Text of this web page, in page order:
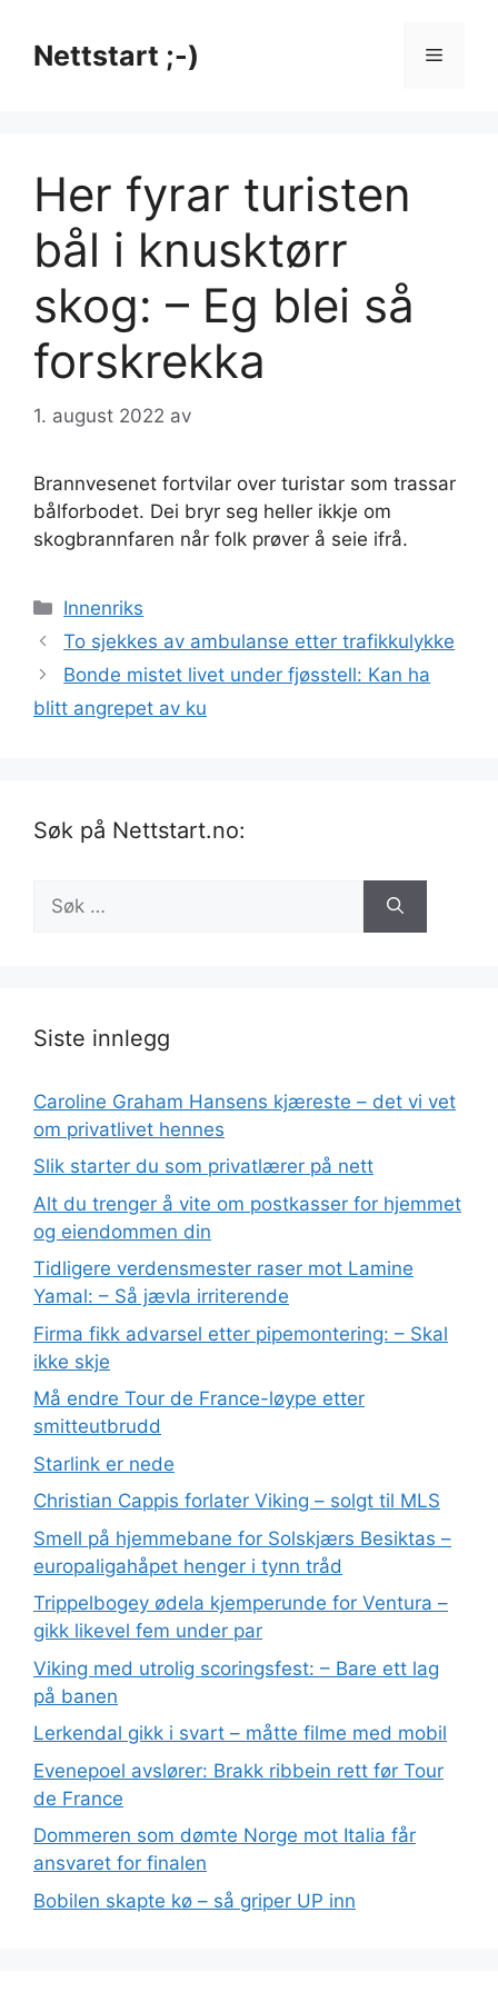
innholdNettstart ;-) Meny
Her fyrar turisten
bål i knusktørr
skog: – Eg blei så
forskrekka
1. august 2022 av
Brannvesenet fortvilar over turistar som trassar
bålforbodet. Dei bryr seg heller ikkje om
skogbrannfaren når folk prøver å seie ifrå.
Kategorier
Innenriks
To sjekkes av ambulanse etter trafikkulykke
Bonde mistet livet under fjøsstell: Kan ha
blitt angrepet av ku
Søk på Nettstart.no:
etter:
Siste innlegg
Caroline Graham Hansens kjæreste – det vi vet
om privatlivet hennes
Slik starter du som privatlærer på nett
Alt du trenger å vite om postkasser for hjemmet
og eiendommen din
Tidligere verdensmester raser mot Lamine
Yamal: – Så jævla irriterende
Firma fikk advarsel etter pipemontering: – Skal
ikke skje
Må endre Tour de France-løype etter
smitteutbrudd
Starlink er nede
Christian Cappis forlater Viking – solgt til MLS
Smell på hjemmebane for Solskjærs Besiktas –
europaligahåpet henger i tynn tråd
Trippelbogey ødela kjemperunde for Ventura –
gikk likevel fem under par
Viking med utrolig scoringsfest: – Bare ett lag
på banen
Lerkendal gikk i svart – måtte filme med mobil
Evenepoel avslører: Brakk ribbein rett før Tour
de France
Dommeren som dømte Norge mot Italia får
ansvaret for finalen
Bobilen skapte kø – så griper UP inn